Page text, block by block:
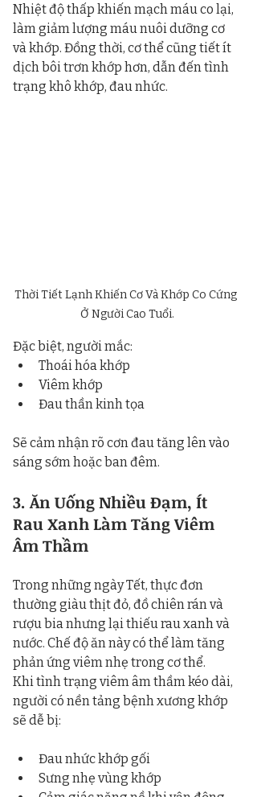
Nhiệt độ thấp khiến mạch máu co lại,
làm giảm lượng máu nuôi dưỡng cơ
và khớp. Đồng thời, cơ thể cũng tiết ít
dịch bôi trơn khớp hơn, dẫn đến tình
trạng khô khớp, đau nhức.
Thời Tiết Lạnh Khiến Cơ Và Khớp Co Cứng
Ở Người Cao Tuổi.
Đặc biệt, người mắc:
Thoái hóa khớp
Viêm khớp
Đau thần kinh tọa
Sẽ cảm nhận rõ cơn đau tăng lên vào
sáng sớm hoặc ban đêm.
3. Ăn Uống Nhiều Đạm, Ít
Rau Xanh Làm Tăng Viêm
Âm Thầm
Trong những ngày Tết, thực đơn
thường giàu thịt đỏ, đồ chiên rán và
rượu bia nhưng lại thiếu rau xanh và
nước. Chế độ ăn này có thể làm tăng
phản ứng viêm nhẹ trong cơ thể.
Khi tình trạng viêm âm thầm kéo dài,
người có nền tảng bệnh xương khớp
sẽ dễ bị:
Đau nhức khớp gối
Sưng nhẹ vùng khớp